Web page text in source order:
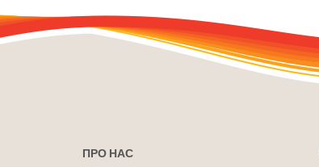
ПРО НАС